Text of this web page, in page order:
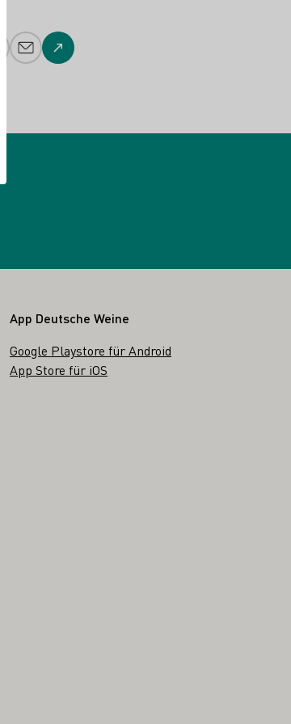
Telefonnummer
E-Mail-Adresse
Zur Website
App Deutsche Weine
Google Playstore für Android
App Store für iOS